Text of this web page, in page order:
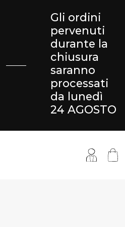
Gli ordini
pervenuti
durante la
chiusura
saranno
processati
da lunedì
24 AGOSTO